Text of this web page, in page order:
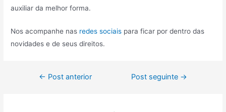
auxiliar da melhor forma.
Nos acompanhe nas redes sociais para ficar por dentro das
novidades e de seus direitos.
← Post anterior Post seguinte →